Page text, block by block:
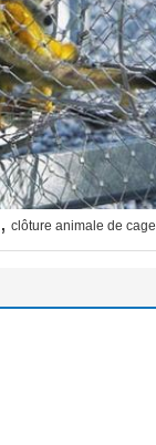
, clôture animale de cage